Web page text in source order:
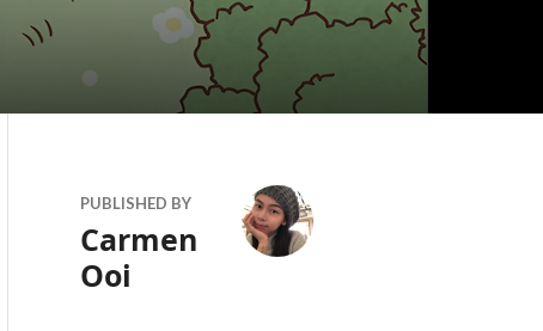
PUBLISHED BY
Carmen
Ooi